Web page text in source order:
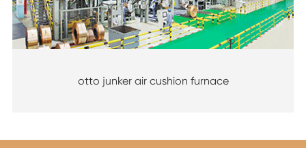
otto junker air cushion furnace